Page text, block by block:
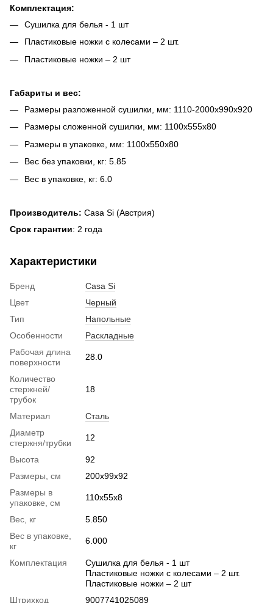
Комплектация:
Сушилка для белья - 1 шт
Пластиковые ножки с колесами – 2 шт.
Пластиковые ножки – 2 шт
Габариты и вес:
Размеры разложенной сушилки, мм: 1110-2000х990х920
Размеры сложенной сушилки, мм: 1100х555х80
Размеры в упаковке, мм: 1100х550х80
Вес без упаковки, кг: 5.85
Вес в упаковке, кг: 6.0
Производитель: Casa Si (Австрия)
Срок гарантии: 2 года
Характеристики
Бренд
Casa Si
Цвет
Черный
Тип
Напольные
Особенности
Раскладные
Рабочая длина
поверхности
28.0
Количество
стержней/
трубок
18
Материал
Сталь
Диаметр
стержня/трубки
12
Высота
92
Размеры, см
200х99х92
Размеры в
упаковке, см
110х55х8
Вес, кг
5.850
Вес в упаковке,
кг
6.000
Комплектация
Сушилка для белья - 1 шт
Пластиковые ножки с колесами – 2 шт.
Пластиковые ножки – 2 шт
Штрихкод
9007741025089